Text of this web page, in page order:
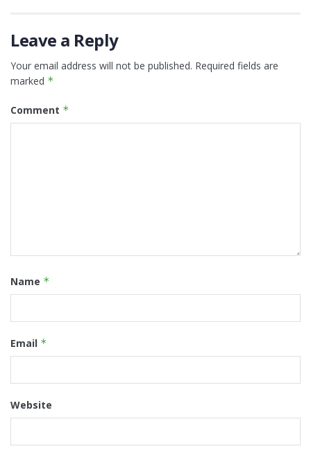
Leave a Reply
Your email address will not be published. Required fields are
marked *
Comment *
Name *
Email *
Website